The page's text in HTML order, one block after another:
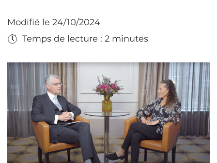
Modifié le 24/10/2024
Temps de lecture : 2 minutes